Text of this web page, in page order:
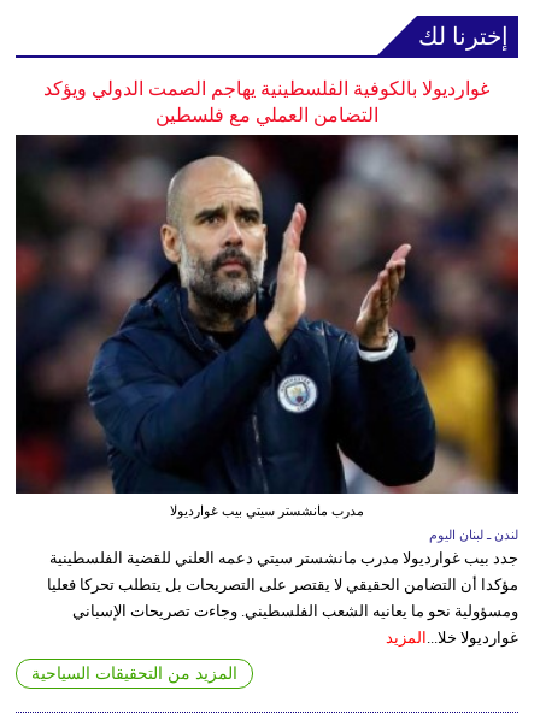
إخترنا لك
غوارديولا بالكوفية الفلسطينية يهاجم الصمت الدولي ويؤكد
التضامن العملي مع فلسطين
مدرب مانشستر سيتي بيب غوارديولا
لندن ـ لبنان اليوم
جدد بيب غوارديولا مدرب مانشستر سيتي دعمه العلني للقضية الفلسطينية
مؤكدا أن التضامن الحقيقي لا يقتصر على التصريحات بل يتطلب تحركا فعليا
ومسؤولية نحو ما يعانيه الشعب الفلسطيني. وجاءت تصريحات الإسباني
غوارديولا خلا...
المزيد
المزيد من التحقيقات السياحية